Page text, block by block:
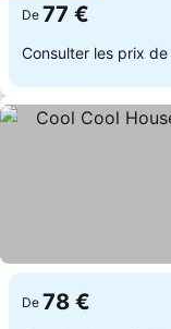
De 77 €
Consulter les prix de
De 78 €